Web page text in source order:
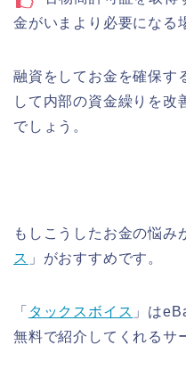
金がいまより必要になる
融資をしてお金を確保す
して内部の資金繰りを改
でしょう。
もしこうしたお金の悩み
ス 」がおすすめです。
「 タックスボイス 」は
無料で紹介してくれるサ